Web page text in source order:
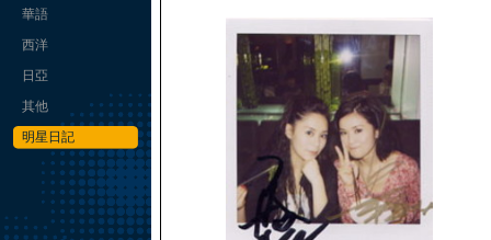
華語
西洋
日亞
其他
明星日記